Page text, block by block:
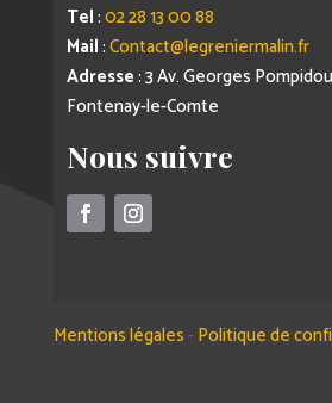
Tel:02 28 13 00 88
Mail:Contact@legreniermalin.fr
Adresse: 3 Av. Georges
Fontenay-le-Comte
Nous suivre
Mentions légales - Politique de